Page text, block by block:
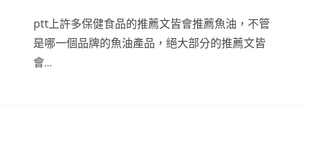
ptt上許多保健食品的推薦文皆會推薦魚油，不管
是哪一個品牌的魚油產品，絕大部分的推薦文皆
會…